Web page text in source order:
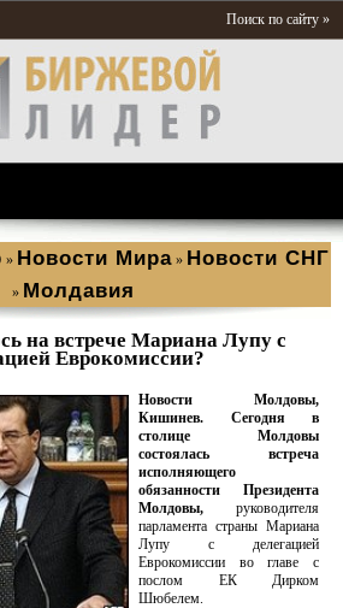
Поиск по сайту »
» Новости Мира » Новости СНГ
» Молдавия
на встрече Мариана Лупу с
Еврокомиссии?
Новости Молдовы,
Кишинев. Сегодня в
столице Молдовы
состоялась встреча
исполняющего
обязанности Президента
Молдовы, руководителя
парламента страны Мариана
Лупу с делегацией
Еврокомиссии во главе с
послом ЕК Дирком
Шюбелем.